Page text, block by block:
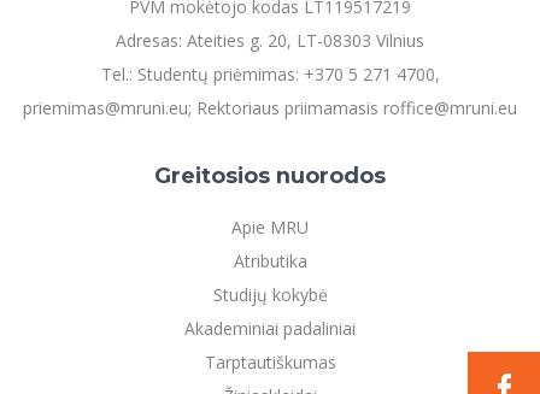
Bendruomenės gerovė
Darbuotojų kvalifikacijos kėlimas
MRU norminių teisės aktų duomenų bazė
eDVS
MRU mobilios programėlės
Pagalbos sistema
Profesinė sąjunga
Kontaktų paieška
PVM mokėtojo kodas LT119517219
Adresas: Ateities g. 20, LT-08303 Vilnius
Tel.: Studentų priėmimas: +370 5 271 4700,
priemimas@mruni.eu; Rektoriaus priimamasis roffice@mruni.eu
Greitosios nuorodos
Apie MRU
Atributika
Studijų kokybė
Akademiniai padaliniai
Tarptautiškumas